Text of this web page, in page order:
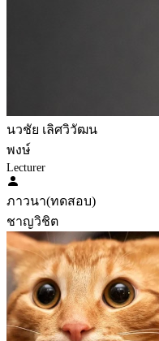
นวชัย เลิศวิวัฒน
พงษ์
Lecturer
ภาวนา(ทดสอบ)
ชาญวิชิต